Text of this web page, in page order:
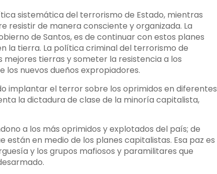
sistemática del terrorismo de Estado, mientras
resistir de manera consciente y organizada. La
de Santos, es de continuar con estos planes
la tierra. La política criminal del terrorismo de
tierras y someter la resistencia a los
nuevos dueños expropiadores.
implantar el terror sobre los oprimidos en diferentes
la dictadura de clase de la minoría capitalista,
a los más oprimidos y explotados del país; de
en medio de los planes capitalistas. Esa paz es
y los grupos mafiosos y paramilitares que